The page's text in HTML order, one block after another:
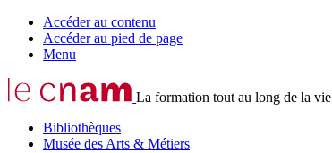
Accéder au contenu
Accéder au pied de page
Menu
La formation tout au long de la vie
Bibliothèques
Musée des Arts & Métiers